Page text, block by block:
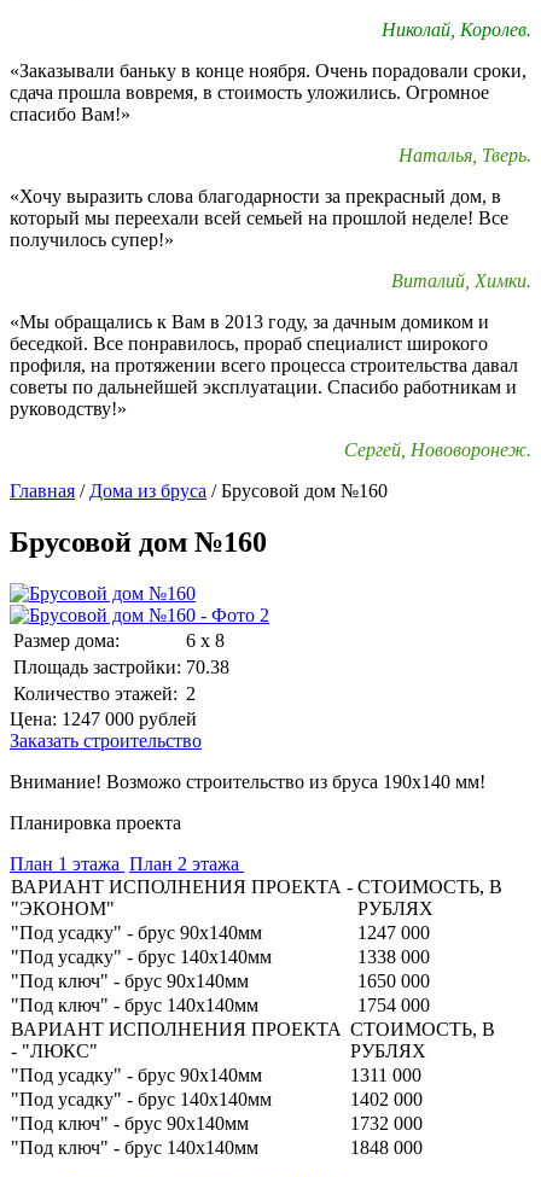
Николай, Королев.
«Заказывали баньку в конце ноября. Очень порадовали сроки,
сдача прошла вовремя, в стоимость уложились. Огромное
спасибо Вам!»
Наталья, Тверь.
«Хочу выразить слова благодарности за прекрасный дом, в
который мы переехали всей семьей на прошлой неделе! Все
получилось супер!»
Виталий, Химки.
«Мы обращались к Вам в 2013 году, за дачным домиком и
беседкой. Все понравилось, прораб специалист широкого
профиля, на протяжении всего процесса строительства давал
советы по дальнейшей эксплуатации. Спасибо работникам и
руководству!»
Сергей, Нововоронеж.
Главная / Дома из бруса /Брусовой дом №160
Брусовой дом №160
Размер дома:
6 х 8
Площадь застройки: 70.38
Количество этажей: 2
Цена: 1247 000 рублей
Заказать строительство
Внимание! Возможо строительство из бруса 190х140 мм!
Планировка проекта
План 1 этажа План 2 этажа
ВАРИАНТ ИСПОЛНЕНИЯ ПРОЕКТА -
"ЭКОНОМ"
СТОИМОСТЬ, В
РУБЛЯХ
"Под усадку" - брус 90х140мм
1247 000
"Под усадку" - брус 140х140мм
1338 000
"Под ключ" - брус 90х140мм
1650 000
"Под ключ" - брус 140х140мм
1754 000
ВАРИАНТ ИСПОЛНЕНИЯ ПРОЕКТА
- "ЛЮКС"
СТОИМОСТЬ, В
РУБЛЯХ
"Под усадку" - брус 90х140мм
1311 000
"Под усадку" - брус 140х140мм
1402 000
"Под ключ" - брус 90х140мм
1732 000
"Под ключ" - брус 140х140мм
1848 000